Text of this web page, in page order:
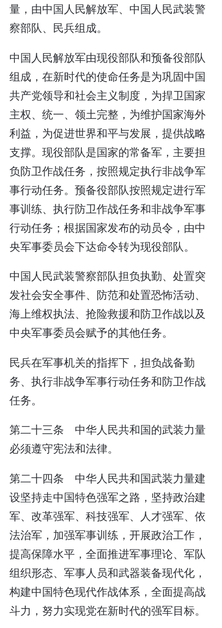
量，由中国人民解放军、中国人民武装警
察部队、民兵组成。
中国人民解放军由现役部队和预备役部队
组成，在新时代的使命任务是为巩固中国
共产党领导和社会主义制度，为捍卫国家
主权、统一、领土完整，为维护国家海外
利益，为促进世界和平与发展，提供战略
支撑。现役部队是国家的常备军，主要担
负防卫作战任务，按照规定执行非战争军
事行动任务。预备役部队按照规定进行军
事训练、执行防卫作战任务和非战争军事
行动任务；根据国家发布的动员令，由中
央军事委员会下达命令转为现役部队。
中国人民武装警察部队担负执勤、处置突
发社会安全事件、防范和处置恐怖活动、
海上维权执法、抢险救援和防卫作战以及
中央军事委员会赋予的其他任务。
民兵在军事机关的指挥下，担负战备勤
务、执行非战争军事行动任务和防卫作战
任务。
第二十三条 中华人民共和国的武装力量
必须遵守宪法和法律。
第二十四条 中华人民共和国武装力量建
设坚持走中国特色强军之路，坚持政治建
军、改革强军、科技强军、人才强军、依
法治军，加强军事训练，开展政治工作，
提高保障水平，全面推进军事理论、军队
组织形态、军事人员和武器装备现代化，
构建中国特色现代作战体系，全面提高战
斗力，努力实现党在新时代的强军目标。